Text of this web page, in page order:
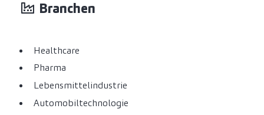
Branchen
Healthcare
Pharma
Lebensmittelindustrie
Automobiltechnologie